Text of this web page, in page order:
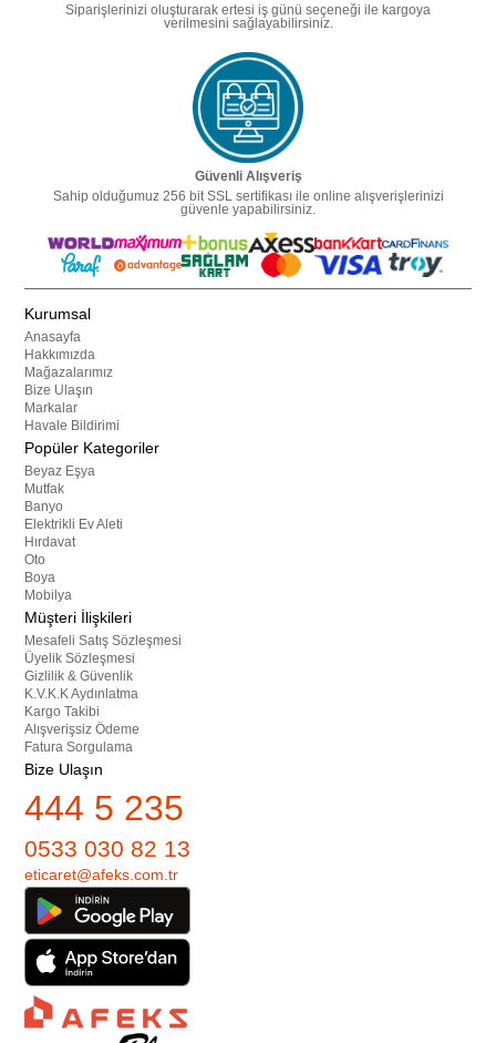
Siparişlerinizi oluşturarak ertesi iş günü seçeneği ile kargoya
verilmesini sağlayabilirsiniz.
Güvenli Alışveriş
Sahip olduğumuz 256 bit SSL sertifikası ile online alışverişlerinizi
güvenle yapabilirsiniz.
Kurumsal
Anasayfa
Hakkımızda
Mağazalarımız
Bize Ulaşın
Markalar
Havale Bildirimi
Popüler Kategoriler
Beyaz Eşya
Mutfak
Banyo
Elektrikli Ev Aleti
Hırdavat
Oto
Boya
Mobilya
Müşteri İlişkileri
Mesafeli Satış Sözleşmesi
Üyelik Sözleşmesi
Gizlilik & Güvenlik
K.V.K.K Aydınlatma
Kargo Takibi
Alışverişsiz Ödeme
Fatura Sorgulama
Bize Ulaşın
444 5 235
0533 030 82 13
eticaret@afeks.com.tr